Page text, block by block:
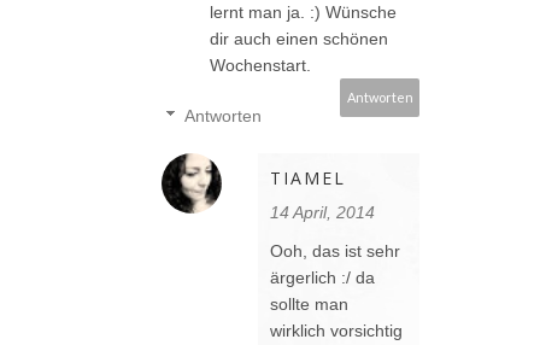
lernt man ja. :) Wünsche
dir auch einen schönen
Wochenstart.
Antworten
Antworten
TIAMEL
14 April, 2014
Ooh, das ist sehr
ärgerlich :/ da
sollte man
wirklich vorsichtig